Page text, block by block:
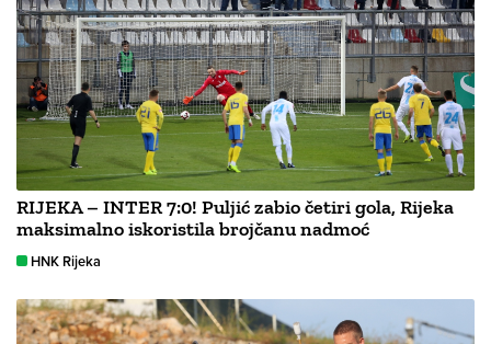
RIJEKA – INTER 7:0! Puljić zabio četiri gola, Rijeka
maksimalno iskoristila brojčanu nadmoć
HNK Rijeka